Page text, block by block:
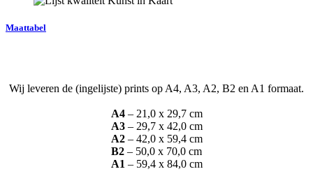
Maattabel
Wij leveren de (ingelijste) prints op A4, A3, A2, B2 en A1 formaat.
A4– 21,0 x 29,7 cm
A3– 29,7 x 42,0 cm
A2– 42,0 x 59,4 cm
B2 – 50,0 x 70,0 cm
A1 – 59,4 x 84,0 cm